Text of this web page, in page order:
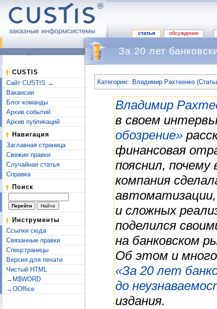
статья обсуждение
CUSTIS
Сайт CUSTIS →
Вакансии
Блог команды
Архив событий
Архив публикаций
Навигация
Заглавная страница
Свежие правки
Случайная статья
Справка
Поиск
Инструменты
Ссылки сюда
Связанные правки
Спецстраницы
Версия для печати
Чистый HTML
→M$WORD
→OOffice
За 20 лет
Категории: Владимир Рахтеенко
Владимир
в своем
обозрение»
финансовая
пояснил,
компания
и сложных
поделился
на банковском
Об этом и
«За 20 лет
до
издания.